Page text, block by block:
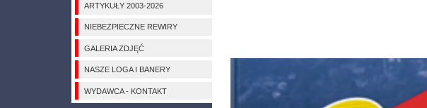
ARTYKUŁY 2003-2026
NIEBEZPIECZNE REWIRY
GALERIA ZDJĘĆ
NASZE LOGA I BANERY
WYDAWCA - KONTAKT